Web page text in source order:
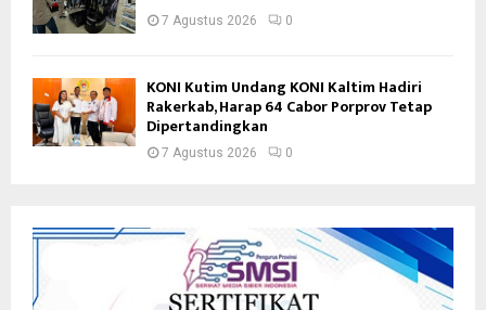
7 Agustus 2026 0
KONI Kutim Undang KONI Kaltim Hadiri
Rakerkab, Harap 64 Cabor Porprov Tetap
Dipertandingkan
7 Agustus 2026 0